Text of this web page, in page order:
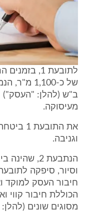
לתובעת 1,
ב"ש (להלן: "העסק")
מעיסוקה.
וגניבה.
הנתבעת 2,
חיבור העסק למוקד
הכוללת חיבור קווי
מסוגים שונים